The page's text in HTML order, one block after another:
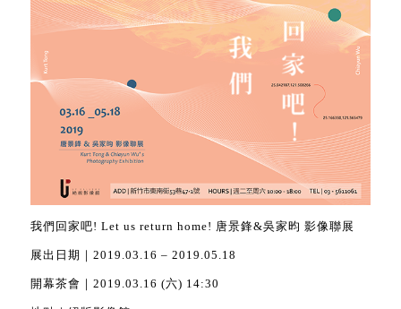
我們回家吧! Let us return home! 唐景鋒&吳家昀 影像聯展
展出日期｜2019.03.16 – 2019.05.18
開幕茶會｜2019.03.16 (六) 14:30